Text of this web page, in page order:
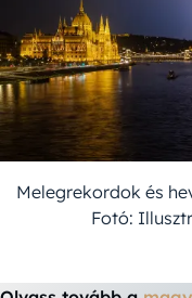
Melegrekordok és
Fotó: